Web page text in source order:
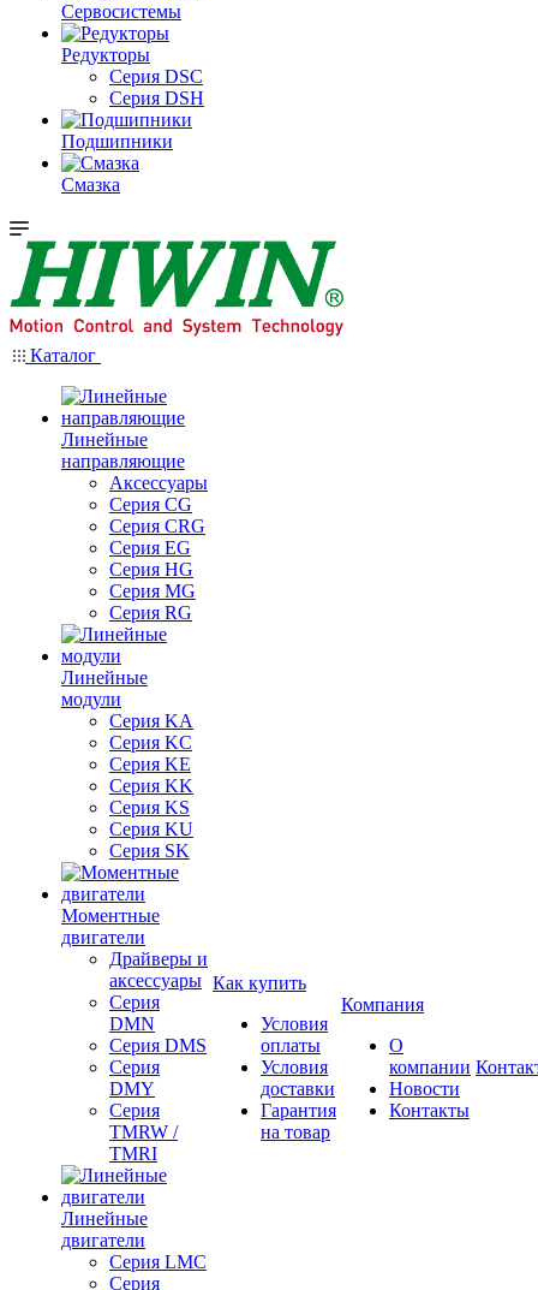
Сервосистемы
Редукторы
Серия DSC
Серия DSH
Подшипники
Смазка
Каталог
Линейные
направляющие
Аксессуары
Серия CG
Серия CRG
Серия EG
Серия HG
Серия MG
Серия RG
Линейные
модули
Серия KA
Серия KC
Серия KE
Серия KK
Серия KS
Серия KU
Серия SK
Моментные
двигатели
Драйверы и
аксессуары
Серия
DMN
Серия DMS
Серия
DMY
Серия
TMRW /
TMRI
Линейные
двигатели
Серия LMC
Серия
Как купить
Условия
оплаты
Условия
доставки
Гарантия
на товар
Компания
О
компании
Новости
Контакты